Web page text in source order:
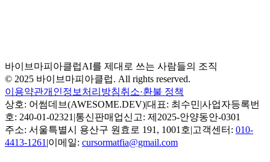
바이브마피아클럽AI를 제대로 쓰는 사람들의 조직
© 2025 바이브마피아클럽. All rights reserved.
이용약관개인정보처리방침취소·환불 정책
상호: 어썸데브(AWESOME.DEV)|대표: 최수민|사업자등록번
호: 240-01-02321 |통신판매업신고: 제2025-안양동안-0301
주소: 서울특별시 용산구 원효로 191, 1001호|고객센터: 010-
4413-1261 |이메일: cursormatfia@gmail.com